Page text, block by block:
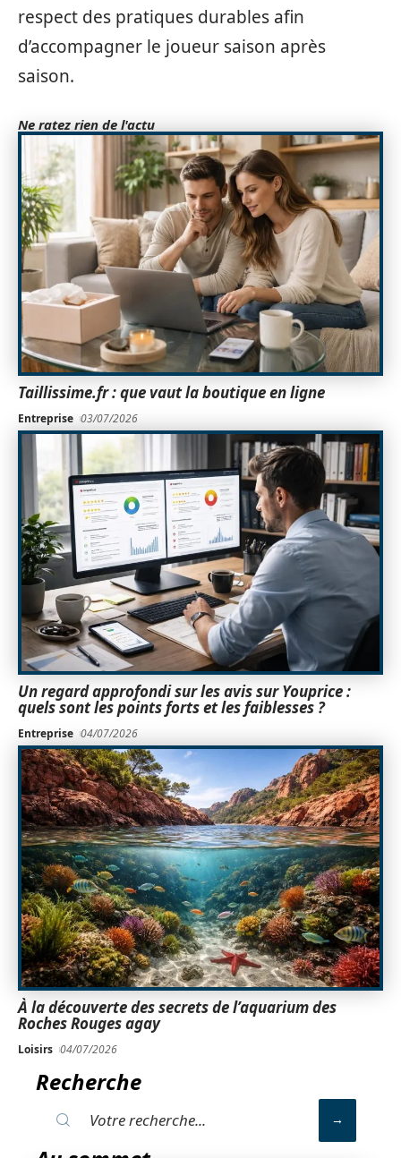
respect des pratiques durables afin
d’accompagner le joueur saison après
saison.
Ne ratez rien de l'actu
Taillissime.fr : que vaut la boutique en ligne
Entreprise 03/07/2026
Un regard approfondi sur les avis sur Youprice :
quels sont les points forts et les faiblesses ?
Entreprise 04/07/2026
À la découverte des secrets de l’aquarium des
Roches Rouges agay
Loisirs 04/07/2026
Recherche